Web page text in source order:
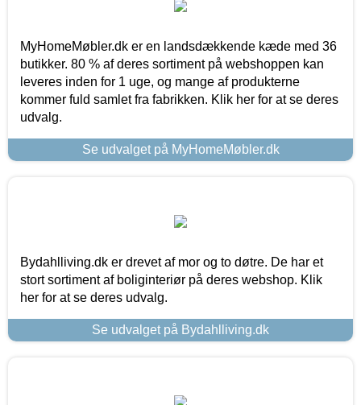
MyHomeMøbler.dk er en landsdækkende kæde med 36
butikker. 80 % af deres sortiment på webshoppen kan
leveres inden for 1 uge, og mange af produkterne
kommer fuld samlet fra fabrikken. Klik her for at se deres
udvalg.
Se udvalget på MyHomeMøbler.dk
Bydahlliving.dk er drevet af mor og to døtre. De har et
stort sortiment af boliginteriør på deres webshop. Klik
her for at se deres udvalg.
Se udvalget på Bydahlliving.dk